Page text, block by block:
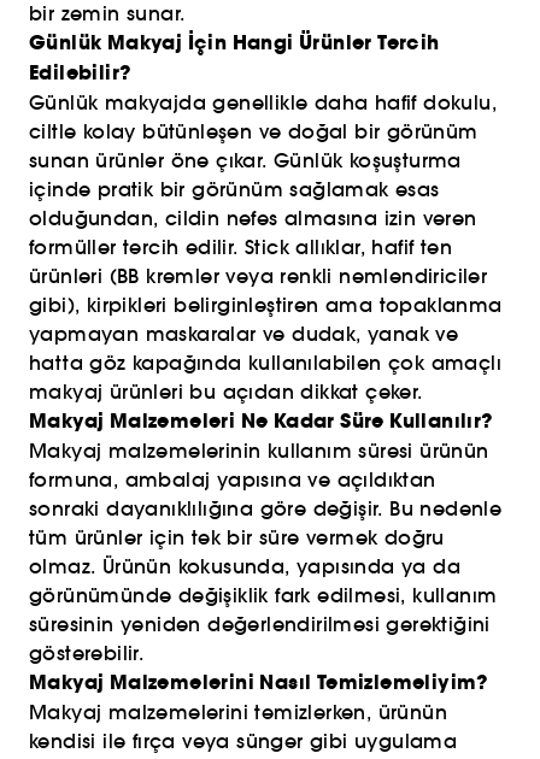
bir zemin sunar.
Günlük Makyaj İçin Hangi Ürünler Tercih
Edilebilir?
Günlük makyajda genellikle daha hafif dokulu,
ciltle kolay bütünleşen ve doğal bir görünüm
sunan ürünler öne çıkar. Günlük koşuşturma
içinde pratik bir görünüm sağlamak esas
olduğundan, cildin nefes almasına izin veren
formüller tercih edilir. Stick allıklar, hafif ten
ürünleri (BB kremler veya renkli nemlendiriciler
gibi), kirpikleri belirginleştiren ama topaklanma
yapmayan maskaralar ve dudak, yanak ve
hatta göz kapağında kullanılabilen çok amaçlı
makyaj ürünleri bu açıdan dikkat çeker.
Makyaj Malzemeleri Ne Kadar Süre Kullanılır?
Makyaj malzemelerinin kullanım süresi ürünün
formuna, ambalaj yapısına ve açıldıktan
sonraki dayanıklılığına göre değişir. Bu nedenle
tüm ürünler için tek bir süre vermek doğru
olmaz. Ürünün kokusunda, yapısında ya da
görünümünde değişiklik fark edilmesi, kullanım
süresinin yeniden değerlendirilmesi gerektiğini
gösterebilir.
Makyaj Malzemelerini Nasıl Temizlemeliyim?
Makyaj malzemelerini temizlerken, ürünün
kendisi ile fırça veya sünger gibi uygulama